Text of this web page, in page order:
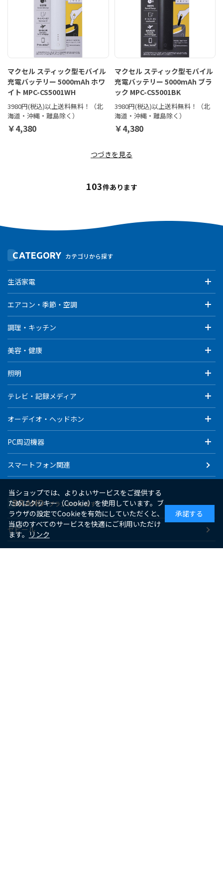
マクセル スティック型モバイル
充電バッテリー 5000mAh ホワ
イト MPC-CS5001WH
3980円(税込)以上送料無料！（北
海道・沖縄・離島除く）
￥4,380
マクセル スティック型モバイル
充電バッテリー 5000mAh ブラ
ック MPC-CS5001BK
3980円(税込)以上送料無料！（北
海道・沖縄・離島除く）
￥4,380
つづきを見る
103件あります
CATEGORY カテゴリから探す
生活家電
エアコン・季節・空調
調理・キッチン
美容・健康
照明
テレビ・記録メディア
オーデイオ・ヘッドホン
PC周辺機器
スマートフォン関連
BRAND ブランドから探す
ゼピール
当ショップでは、よりよいサービスをご提供する
ためにクッキー（Cookie）を使用しています。ブ
ラウザの設定でCookieを有効にしていただくと、
当店のすべてのサービスを快適にご利用いただけ
ます。 リンク
承諾する